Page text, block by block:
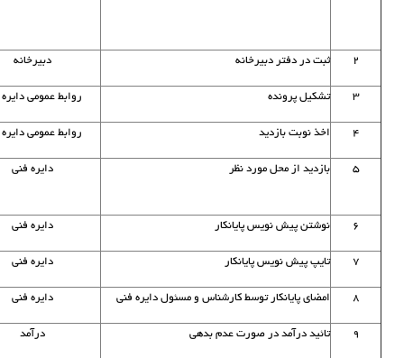
۲ ثبت در دفتر دبیرخانه دبیرخانه
۳ تشکیل پرونده روابط عمومی
۴ اخذ نوبت بازدید روابط عمومی
۵ بازدید از محل مورد نظر دایره فنی
۶ نوشتن پیش نویس پایانکار دایره فنی
۷ تایپ پیش نویس پایانکار دایره فنی
۸ امضای پایانکار توسط کارشناس و مسئول دایره فنی دایره فنی
۹ تائید درآمد در صورت عدم بدهی درآمد